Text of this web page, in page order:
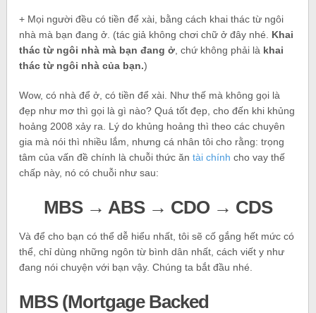
+ Mọi người đều có tiền để xài, bằng cách khai thác từ ngôi
nhà mà bạn đang ở. (tác giả không chơi chữ ở đây nhé. Khai
thác từ ngôi nhà mà bạn đang ở , chứ không phải là khai
thác từ ngôi nhà của bạn.)
Wow, có nhà để ở, có tiền để xài. Như thế mà không gọi là
đẹp như mơ thì gọi là gì nào? Quá tốt đẹp, cho đến khi khủng
hoảng 2008 xảy ra. Lý do khủng hoảng thì theo các chuyên
gia mà nói thì nhiều lắm, nhưng cá nhân tôi cho rằng: trọng
tâm của vấn đề chính là chuỗi thức ăntài chính cho vay thế
chấp này, nó có chuỗi như sau:
MBS → ABS → CDO → CDS
Và để cho bạn có thể dễ hiểu nhất, tôi sẽ cố gắng hết mức có
thể, chỉ dùng những ngôn từ bình dân nhất, cách viết y như
đang nói chuyện với bạn vậy. Chúng ta bắt đầu nhé.
MBS (Mortgage Backed